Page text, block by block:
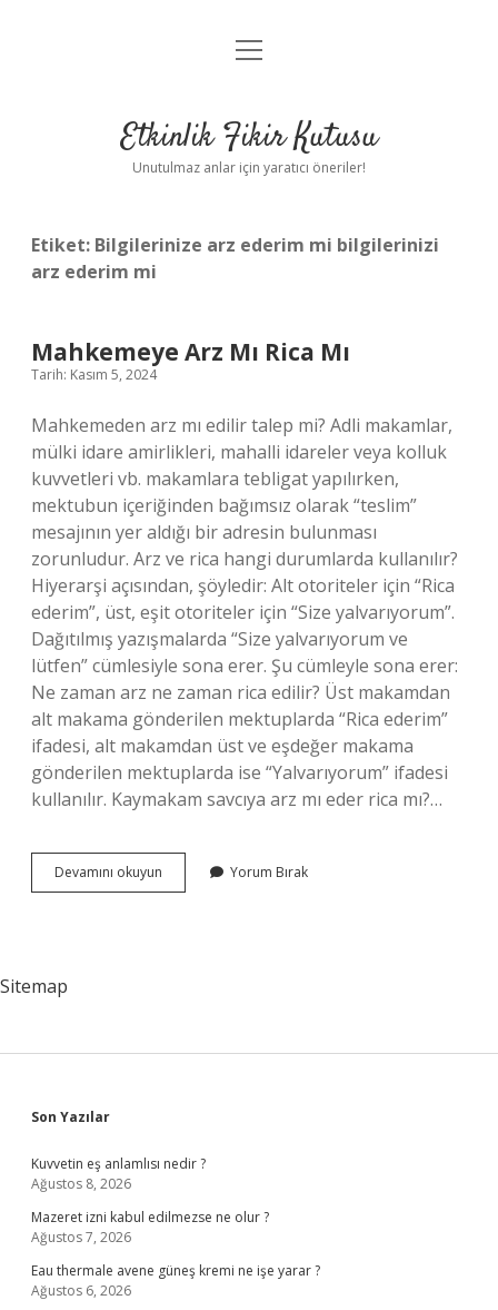
Anasayfa
Yasal Uyarı
menüyü
Etkinlik Fikir Kutusu
Unutulmaz anlar için yaratıcı öneriler!
Etiket: Bilgilerinize arz ederim mi bilgilerinizi
arz ederim mi
Mahkemeye Arz Mı Rica Mı
Tarih: Kasım 5, 2024
Mahkemeden arz mı edilir talep mi? Adli makamlar,
mülki idare amirlikleri, mahalli idareler veya kolluk
kuvvetleri vb. makamlara tebligat yapılırken,
mektubun içeriğinden bağımsız olarak “teslim”
mesajının yer aldığı bir adresin bulunması
zorunludur. Arz ve rica hangi durumlarda kullanılır?
Hiyerarşi açısından, şöyledir: Alt otoriteler için “Rica
ederim”, üst, eşit otoriteler için “Size yalvarıyorum”.
Dağıtılmış yazışmalarda “Size yalvarıyorum ve
lütfen” cümlesiyle sona erer. Şu cümleyle sona erer:
Ne zaman arz ne zaman rica edilir? Üst makamdan
alt makama gönderilen mektuplarda “Rica ederim”
ifadesi, alt makamdan üst ve eşdeğer makama
gönderilen mektuplarda ise “Yalvarıyorum” ifadesi
kullanılır. Kaymakam savcıya arz mı eder rica mı?…
Devamını okuyun Mahkemeye
Arz
Yorum Bırak
Sitemap
Sidebar
Son Yazılar
Kuvvetin eş anlamlısı nedir ?
Ağustos 8, 2026
Mazeret izni kabul edilmezse ne olur ?
Ağustos 7, 2026
Eau thermale avene güneş kremi ne işe yarar ?
Ağustos 6, 2026